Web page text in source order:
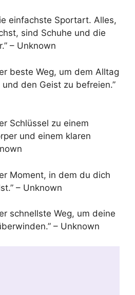
einfachste Sportart. Alles,
sind Schuhe und die
– Unknown
beste Weg, um dem Alltag
den Geist zu befreien.”
Schlüssel zu einem
und einem klaren
Moment, in dem du dich
– Unknown
schnellste Weg, um deine
– Unknown